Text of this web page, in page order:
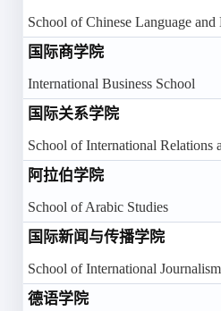
School of Chinese Language and
国际商学院
International Business School
国际关系学院
School of International Relations
阿拉伯学院
School of Arabic Studies
国际新闻与传播学院
School of International
德语学院